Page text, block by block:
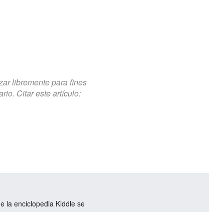
libremente para fines
Citar este artículo:
la enciclopedia Kiddle se